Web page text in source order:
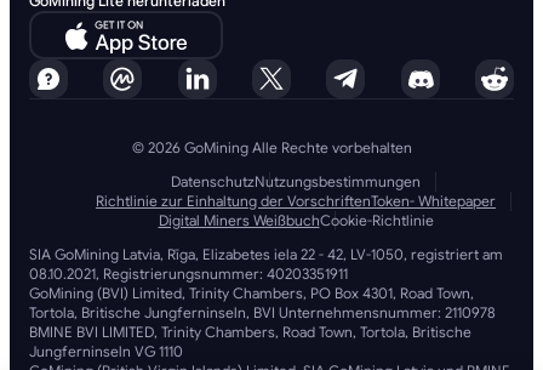
© 2026 GoMining Alle Rechte vorbehalten
DatenschutzNutzungsbestimmungen
Richtlinie zur Einhaltung der VorschriftenToken- Whitepaper
Digital Miners WeißbuchCookie-Richtlinie
SIA GoMining Latvia, Rīga, Elizabetes iela 22 - 42, LV-1050, registriert am
08.10.2021, Registrierungsnummer: 40203351911
GoMining (BVI) Limited, Trinity Chambers, PO Box 4301, Road Town,
Tortola, Britische Jungferninseln, BVI Unternehmensnummer: 2110978
BMINE BVI LIMITED, Trinity Chambers, Road Town, Tortola, Britische
Jungferninseln VG 1110